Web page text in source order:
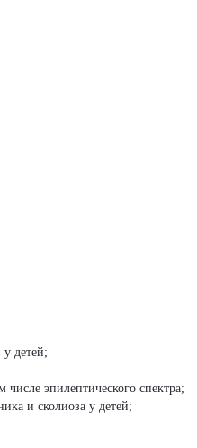
детей;
эпилептического спектра;
и сколиоза у детей;